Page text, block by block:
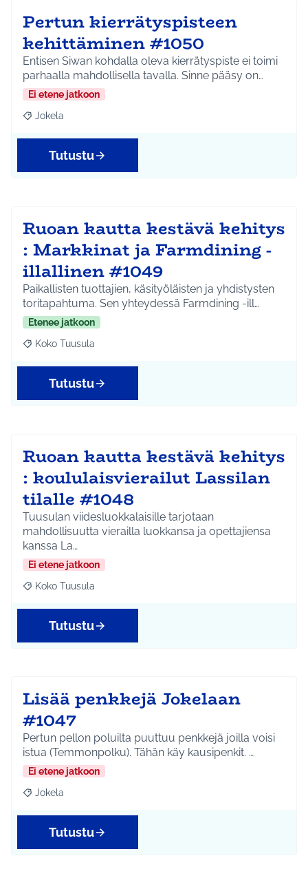
Pertun kierrätyspisteen
kehittäminen #1050
Entisen Siwan kohdalla oleva kierrätyspiste ei toimi
parhaalla mahdollisella tavalla. Sinne pääsy on…
Ei etene jatkoon
Rajaa tulokset aihepiirin mukaan: Jokela
Jokela
Tutustu
Ruoan kautta kestävä kehitys
: Markkinat ja Farmdining -
illallinen #1049
Paikallisten tuottajien, käsityöläisten ja yhdistysten
toritapahtuma. Sen yhteydessä Farmdining -ill…
Etenee jatkoon
Rajaa tulokset aihepiirin mukaan: Koko Tuusula
Koko Tuusula
Tutustu
Ruoan kautta kestävä kehitys
: koululaisvierailut Lassilan
tilalle #1048
Tuusulan viidesluokkalaisille tarjotaan
mahdollisuutta vierailla luokkansa ja opettajiensa
kanssa La…
Ei etene jatkoon
Rajaa tulokset aihepiirin mukaan: Koko Tuusula
Koko Tuusula
Tutustu
Lisää penkkejä Jokelaan
#1047
Pertun pellon poluilta puuttuu penkkejä joilla voisi
istua (Temmonpolku). Tähän käy kausipenkit. …
Ei etene jatkoon
Rajaa tulokset aihepiirin mukaan: Jokela
Jokela
Tutustu